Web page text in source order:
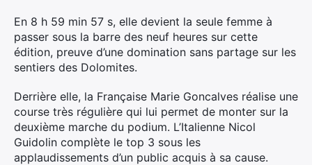
En 8 h 59 min 57 s, elle devient la seule femme à
passer sous la barre des neuf heures sur cette
édition, preuve d’une domination sans partage sur les
sentiers des Dolomites.
Derrière elle, la Française Marie Goncalves réalise une
course très régulière qui lui permet de monter sur la
deuxième marche du podium. L’Italienne Nicol
Guidolin complète le top 3 sous les
applaudissements d’un public acquis à sa cause.